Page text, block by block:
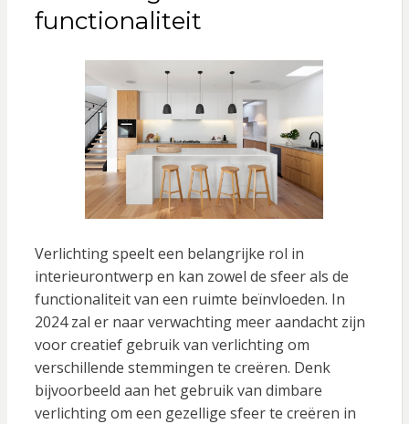
functionaliteit
Verlichting speelt een belangrijke rol in
interieurontwerp en kan zowel de sfeer als de
functionaliteit van een ruimte beïnvloeden. In
2024 zal er naar verwachting meer aandacht zijn
voor creatief gebruik van verlichting om
verschillende stemmingen te creëren. Denk
bijvoorbeeld aan het gebruik van dimbare
verlichting om een gezellige sfeer te creëren in